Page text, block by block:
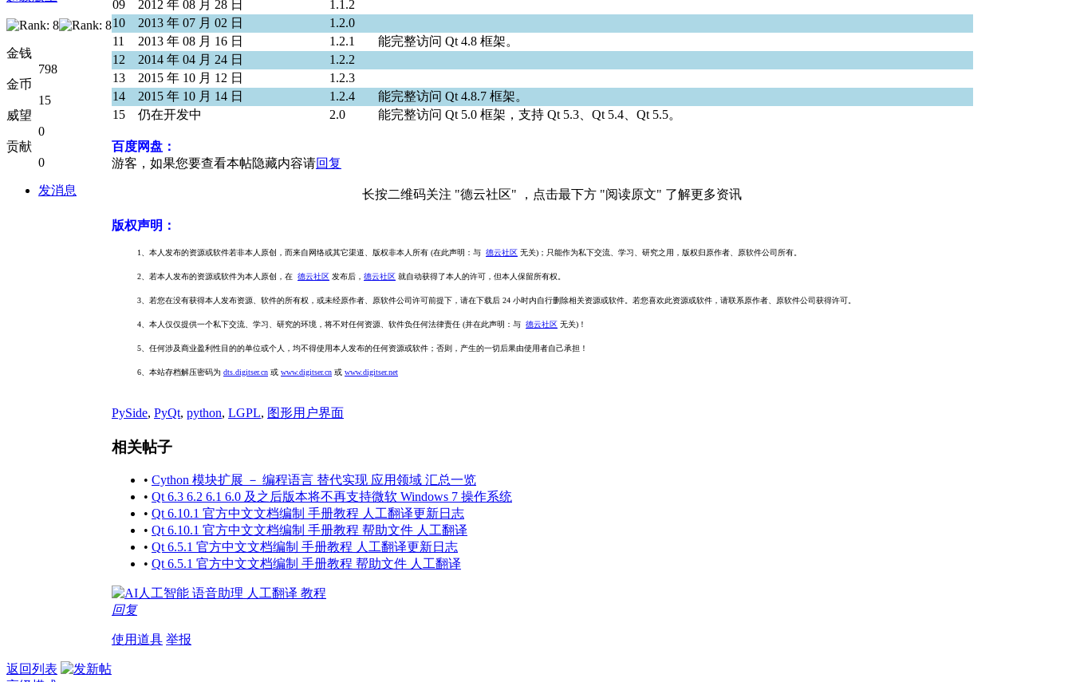
金钱
798
金币
15
威望
0
贡献
0
发消息
09
2012 年 08 月 28 日
1.1.2
10
2013 年 07 月 02 日
1.2.0
11
2013 年 08 月 16 日 1.2.1
能完整访问 Qt 4.8 框架。
12
2014 年 04 月 24 日
1.2.2
13
2015 年 10 月 12 日
1.2.3
14
2015 年 10 月 14 日 1.2.4
能完整访问 Qt 4.8.7 框架。
15
仍在开发中 2.0 能完整访问 Qt 5.0 框架，支持 Qt 5.3、Qt 5.4、Qt 5.5。
百度网盘：
游客，如果您要查看本帖隐藏内容请回复
长按二维码关注 "德云社区" ，点击最下方 "阅读原文" 了解更多资讯
版权声明：
1、本人发布的资源或软件若非本人原创，而来自网络或其它渠道、版权非本人所有 (在此声明：与 德云社区 无关)；只能作为私下交流、学习、研究之用，版权归原作者、原软件公司所有。
2、若本人发布的资源或软件为本人原创，在 德云社区 发布后， 德云社区 就自动获得了本人的许可，但本人保留所有权。
3、若您在没有获得本人发布资源、软件的所有权，或未经原作者、原软件公司许可前提下，请在下载后 24 小时内自行删除相关资源或软件。若您喜欢此资源或软件，请联系原作者、原软件公司获得许可。
4、本人仅仅提供一个私下交流、学习、研究的环境，将不对任何资源、软件负任何法律责任 (并在此声明：与 德云社区 无关)！
5、任何涉及商业盈利性目的的单位或个人，均不得使用本人发布的任何资源或软件；否则，产生的一切后果由使用者自己承担！
6、本站存档解压密码为 dts.digitser.cn 或 www.digitser.cn 或 www.digitser.net
PySide, PyQt, python, LGPL, 图形用户界面
相关帖子
• Cython 模块扩展 － 编程语言 替代实现 应用领域 汇总一览
• Qt 6.3 6.2 6.1 6.0 及之后版本将不再支持微软 Windows 7 操作系统
• Qt 6.10.1 官方中文文档编制 手册教程 人工翻译更新日志
• Qt 6.10.1 官方中文文档编制 手册教程 帮助文件 人工翻译
• Qt 6.5.1 官方中文文档编制 手册教程 人工翻译更新日志
• Qt 6.5.1 官方中文文档编制 手册教程 帮助文件 人工翻译
回复
使用道具 举报
返回列表